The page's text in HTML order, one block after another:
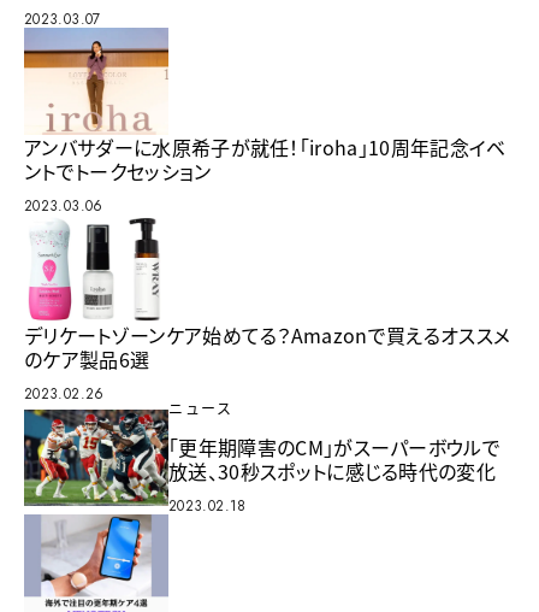
2023.03.07
アンバサダーに水原希子が就任！「iroha」10周年記念イベ
ントでトークセッション
2023.03.06
デリケートゾーンケア始めてる？Amazonで買えるオススメ
のケア製品6選
2023.02.26
ニュース
「更年期障害のCM」がスーパーボウルで
放送、30秒スポットに感じる時代の変化
2023.02.18